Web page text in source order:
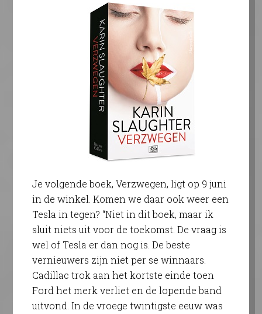
Je volgende boek, Verzwegen, ligt op 9 juni
in de winkel. Komen we daar ook weer een
Tesla in tegen? “Niet in dit boek, maar ik
sluit niets uit voor de toekomst. De vraag is
wel of Tesla er dan nog is. De beste
vernieuwers zijn niet per se winnaars.
Cadillac trok aan het kortste einde toen
Ford het merk verliet en de lopende band
uitvond. In de vroege twintigste eeuw was